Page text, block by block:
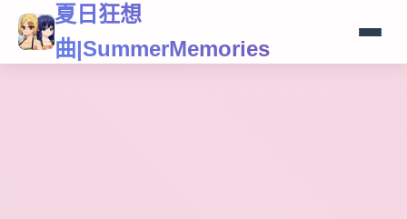
夏日狂想
曲|SummerMemories